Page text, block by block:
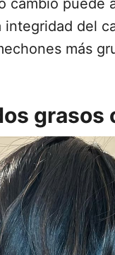
integridad del
más
grasos